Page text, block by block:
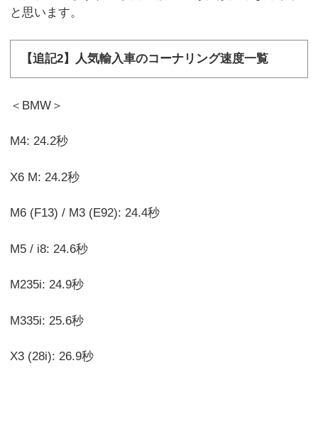
と思います。
【追記2】人気輸入車のコーナリング速度一覧
＜BMW＞
M4: 24.2秒
X6 M: 24.2秒
M6 (F13) / M3 (E92): 24.4秒
M5 / i8: 24.6秒
M235i: 24.9秒
M335i: 25.6秒
X3 (28i): 26.9秒